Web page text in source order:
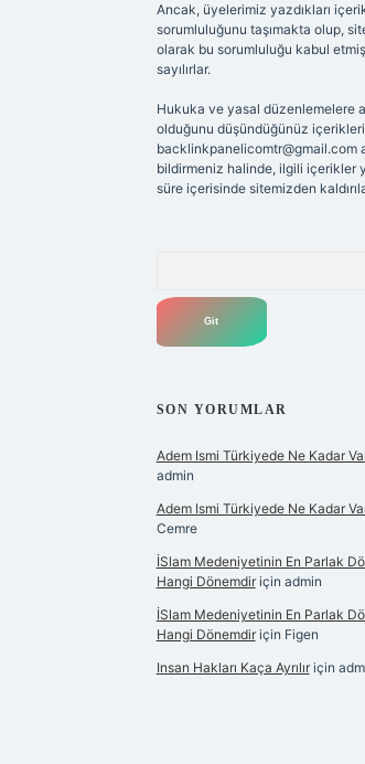
Ancak, üyelerimiz yazdıkları
sorumluluğunu taşımakta olup,
olarak bu sorumluluğu kabul etmiş
sayılırlar.
Hukuka ve yasal düzenlemelere
olduğunu düşündüğünüz
backlinkpanelicomtr@gmail.com
bildirmeniz halinde, ilgili içerikler
süre içerisinde sitemizden
SON YORUMLAR
Adem Ismi Türkiyede Ne Kadar
admin
Adem Ismi Türkiyede Ne Kadar
Cemre
İSlam Medeniyetinin En Parlak
Hangi Dönemdiriçin admin
İSlam Medeniyetinin En Parlak
Hangi Dönemdiriçin Figen
Insan Hakları Kaça Ayrılıriçin